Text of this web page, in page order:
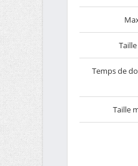
Temps de
Taille